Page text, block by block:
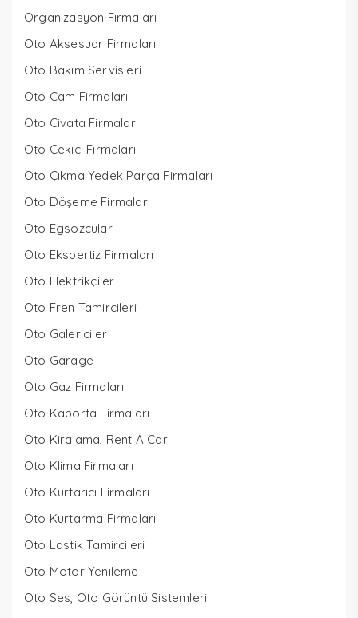
Organizasyon Firmaları
Oto Aksesuar Firmaları
Oto Bakım Servisleri
Oto Cam Firmaları
Oto Civata Firmaları
Oto Çekici Firmaları
Oto Çıkma Yedek Parça Firmaları
Oto Döşeme Firmaları
Oto Egsozcular
Oto Ekspertiz Firmaları
Oto Elektrikçiler
Oto Fren Tamircileri
Oto Galericiler
Oto Garage
Oto Gaz Firmaları
Oto Kaporta Firmaları
Oto Kiralama, Rent A Car
Oto Klima Firmaları
Oto Kurtarıcı Firmaları
Oto Kurtarma Firmaları
Oto Lastik Tamircileri
Oto Motor Yenileme
Oto Ses, Oto Görüntü Sistemleri